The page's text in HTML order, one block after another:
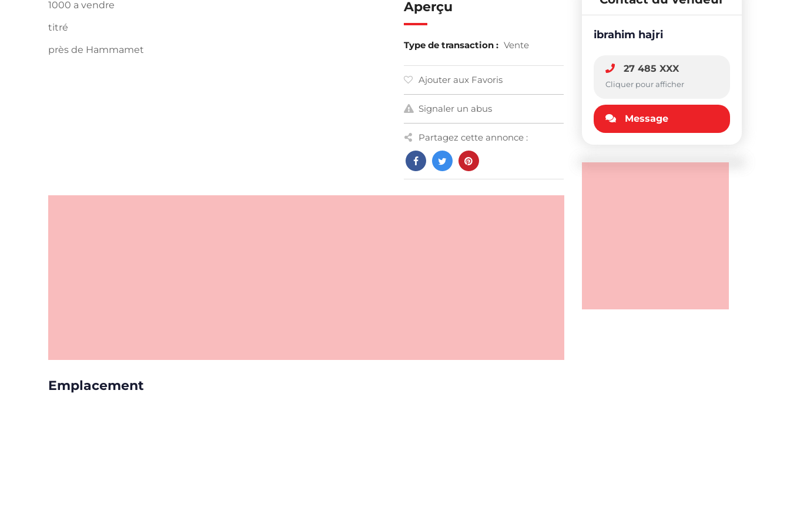
1000 a vendre
titré
près de Hammamet
Aperçu
Type de transaction : Vente
Ajouter aux Favoris
Signaler un abus
Partagez cette annonce :
Emplacement
ibrahim hajri
27 485 XXX
Cliquer pour afficher
Message